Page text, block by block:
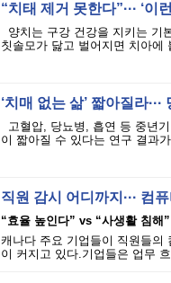
“치태 제거 못한다”··· ‘
양치는 구강 건강을 지키는 기
칫솔모가 닳고 벌어지면 치아에
‘치매 없는 삶’ 짧아질라
고혈압, 당뇨병, 흡연 등 중년
이 짧아질 수 있다는 연구 결과
직원 감시 어디까지··· 컴
“효율 높인다” vs “사생활 침해”
캐나다 주요 기업들이 직원들의
이 커지고 있다.기업들은 업무